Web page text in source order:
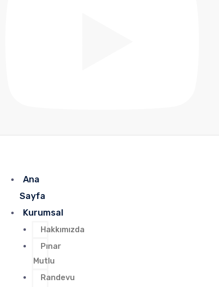
Ana
Sayfa
Kurumsal
Hakkımızda
Pınar
Mutlu
Randevu